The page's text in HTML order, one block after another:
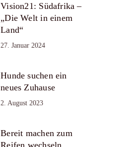
Vision21: Südafrika –
„Die Welt in einem
Land“
27. Januar 2024
Hunde suchen ein
neues Zuhause
2. August 2023
Bereit machen zum
Reifen wechseln